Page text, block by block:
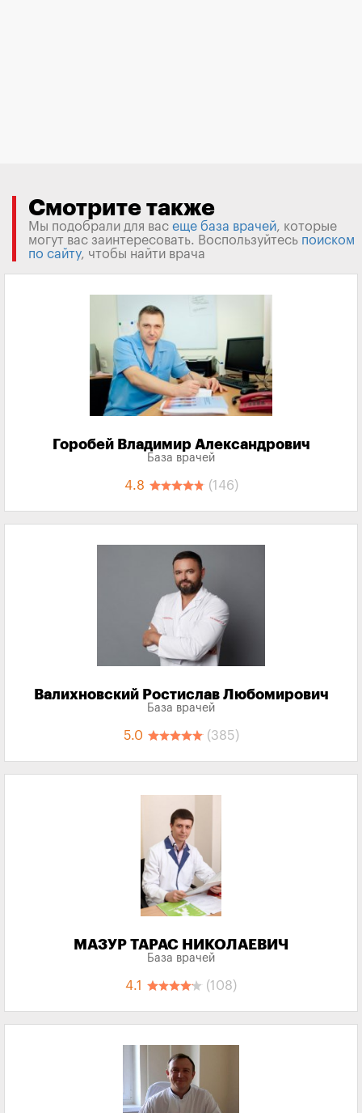
Смотрите также
Мы подобрали для вас еще база врачей, которые
могут вас заинтересовать. Воспользуйтесь поиском
по сайту, чтобы найти врача
Горобей Владимир Александрович
База врачей
4.8 (146)
Валихновский Ростислав Любомирович
База врачей
5.0 (385)
МАЗУР ТАРАС НИКОЛАЕВИЧ
База врачей
4.1 (108)